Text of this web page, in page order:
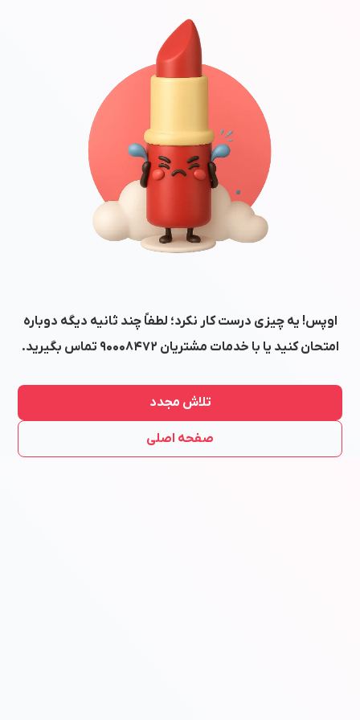
اوپس! یه چیزی درست کار نکرد؛ لطفاً چند ثانیه دیگه دوباره
امتحان کنید یا با خدمات مشتریان ۹۰۰۰۸۴۷۲ تماس بگیرید.
تلاش مجدد
صفحه اصلی